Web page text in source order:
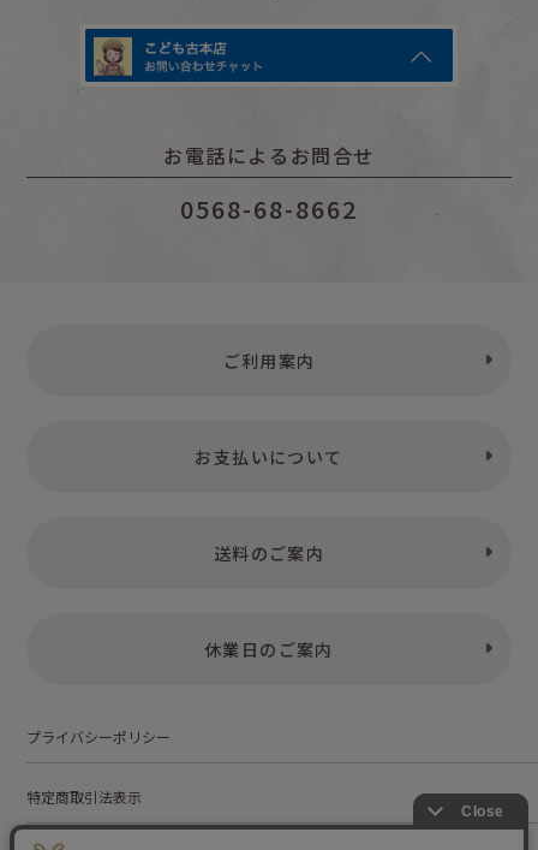
どうぶつの本
アウトレットブック（ハードカバー）
お電話によるお問合せ
0568-68-8662
ご利用案内
お支払いについて
送料のご案内
休業日のご案内
プライバシーポリシー
特定商取引法表示